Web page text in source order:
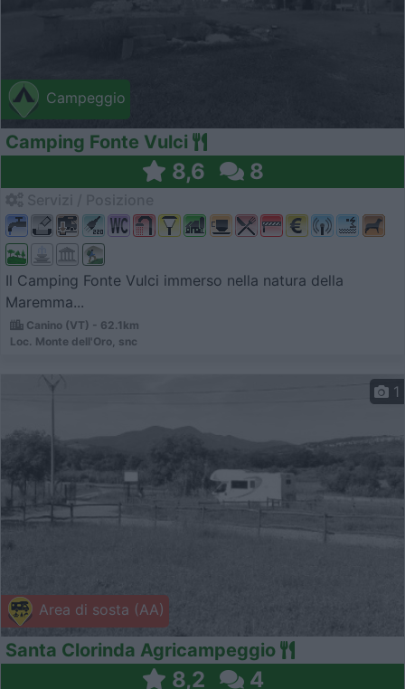
Campeggio
Camping Fonte Vulci
8,6 8
Il Camping Fonte Vulci immerso nella natura della
Maremma...
Canino (VT) - 62.1km
Loc. Monte dell'Oro, snc
Area di sosta (AA)
1
Santa Clorinda Agricampeggio
8,2 4